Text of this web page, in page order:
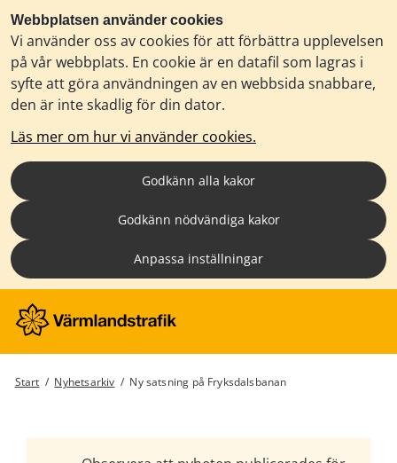
Webbplatsen använder cookies
Vi använder oss av cookies för att förbättra upplevelsen
på vår webbplats. En cookie är en datafil som lagras i
syfte att göra användningen av en webbsida snabbare,
den är inte skadlig för din dator.
Läs mer om hur vi använder cookies.
Godkänn alla kakor
Godkänn nödvändiga kakor
Anpassa inställningar
Start / Nyhetsarkiv / Ny satsning på Fryksdalsbanan